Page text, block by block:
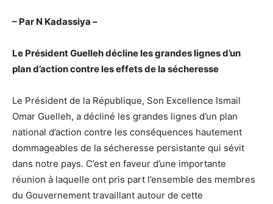
– Par N Kadassiya –
Le Président Guelleh décline les grandes lignes d’un
plan d’action contre les effets de la sécheresse
Le Président de la République, Son Excellence Ismail
Omar Guelleh, a décliné les grandes lignes d’un plan
national d’action contre les conséquences hautement
dommageables de la sécheresse persistante qui sévit
dans notre pays. C’est en faveur d’une importante
réunion à laquelle ont pris part l’ensemble des membres
du Gouvernement travaillant autour de cette